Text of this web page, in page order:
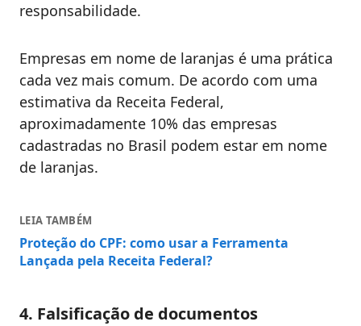
responsabilidade.
Empresas em nome de laranjas é uma prática
cada vez mais comum. De acordo com uma
estimativa da Receita Federal,
aproximadamente 10% das empresas
cadastradas no Brasil podem estar em nome
de laranjas.
LEIA TAMBÉM
Proteção do CPF: como usar a Ferramenta
Lançada pela Receita Federal?
4. Falsificação de documentos